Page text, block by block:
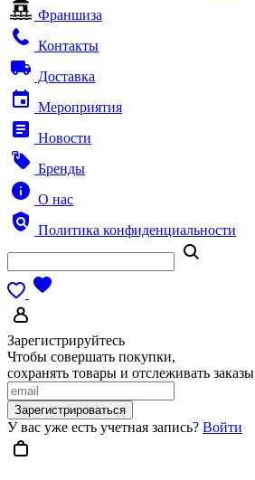
Франшиза
Контакты
Доставка
Мероприятия
Новости
Бренды
О нас
Политика конфиденциальности
Зарегистрируйтесь
Чтобы совершать покупки,
сохранять товары и отслеживать заказы
Зарегистрироваться
У вас уже есть учетная запись? Войти